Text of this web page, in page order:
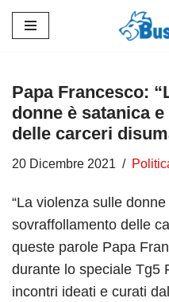
contenuto
Papa Francesco:
donne è satanica
delle carceri
20 Dicembre 2021
“La violenza sulle
sovraffollamento delle
queste parole Papa
durante lo speciale Tg5
incontri ideati e curati